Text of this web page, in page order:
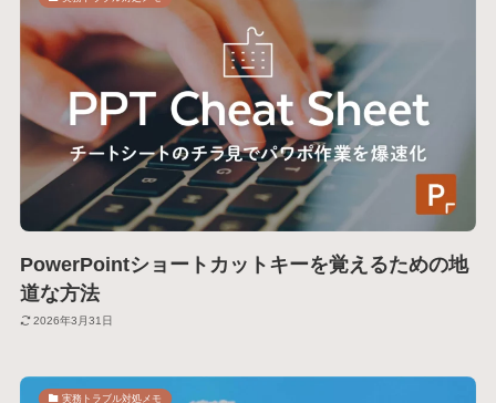
PowerPointショートカットキーを覚えるための地
道な方法
2026年3月31日
実務トラブル対処メモ